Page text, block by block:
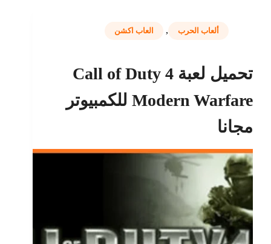
ألعاب الحرب , العاب اكشن
تحميل لعبة Call of Duty 4
Modern Warfare للكمبيوتر
مجانا